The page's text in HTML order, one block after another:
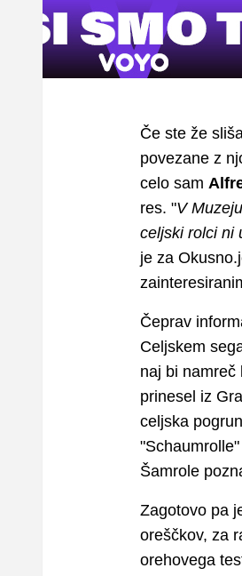
Če ste že
povezane z
celo sam
res. "V
celjski rolci ni
je za
Čeprav
Celjskem
naj bi namreč
prinesel iz
celjska
Šamrole
Zagotovo pa
oreščkov, za
orehovega